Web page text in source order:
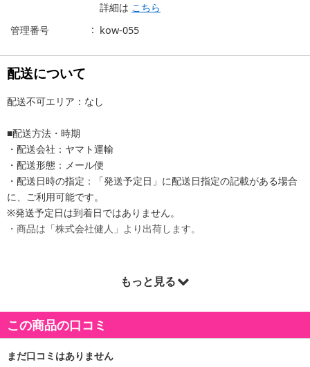
詳細は こちら
管理番号
kow-055
配送について
配送不可エリア：なし
■配送方法・時期
・配送会社：ヤマト運輸
・配送形態：メール便
・配送日時の指定：「発送予定日」に配送日指定の記載がある場合
に、ご利用可能です。
※発送予定日は到着日ではありません。
・商品は「株式会社健人」より出荷します。
もっと見る
この商品の口コミ